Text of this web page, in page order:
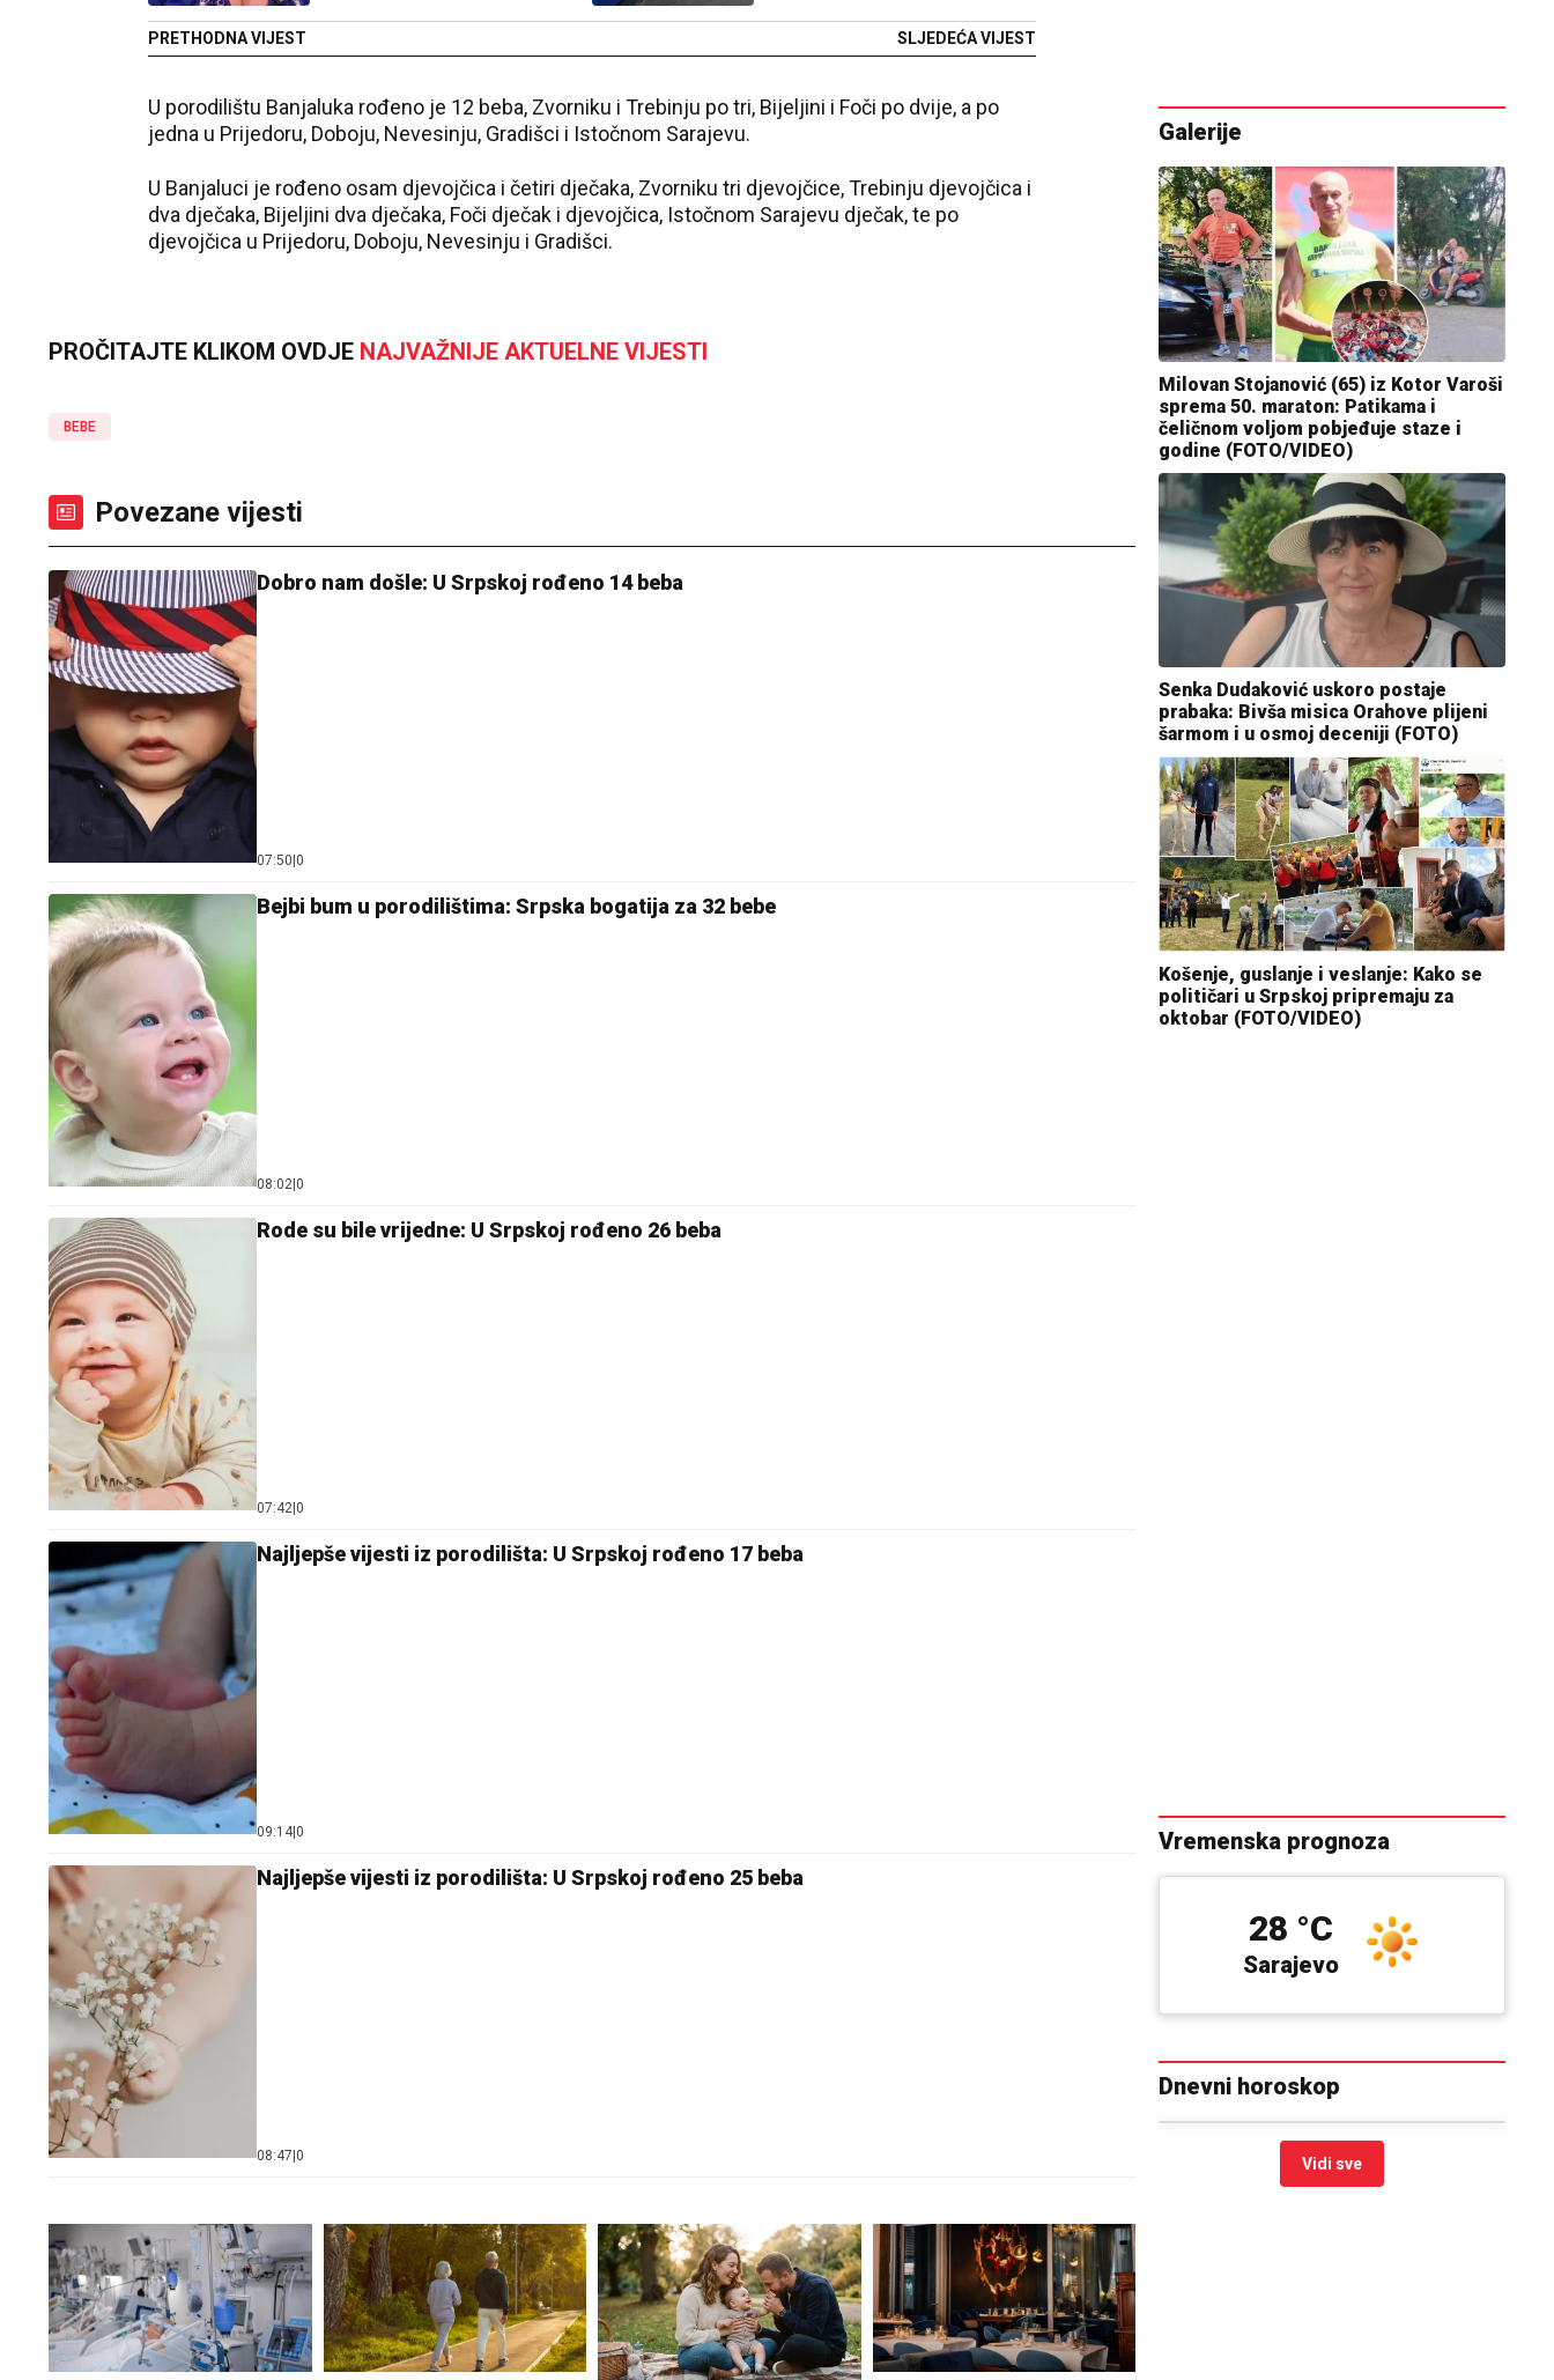
PRETHODNA VIJEST SLJEDEĆA VIJEST
U porodilištu Banjaluka rođeno je 12 beba, Zvorniku i Trebinju po tri, Bijeljini i Foči po dvije, a po
jedna u Prijedoru, Doboju, Nevesinju, Gradišci i Istočnom Sarajevu.
U Banjaluci je rođeno osam d‌jevojčica i četiri d‌ječaka, Zvorniku tri d‌jevojčice, Trebinju d‌jevojčica i
dva d‌ječaka, Bijeljini dva d‌ječaka, Foči d‌ječak i d‌jevojčica, Istočnom Sarajevu d‌ječak, te po
d‌jevojčica u Prijedoru, Doboju, Nevesinju i Gradišci.
PROČITAJTE KLIKOM OVDJE NAJVAŽNIJE AKTUELNE VIJESTI
BEBE
Povezane vijesti
Dobro nam došle: U Srpskoj rođeno 14 beba
07:50 0
Bejbi bum u porodilištima: Srpska bogatija za 32 bebe
08:02 0
Rode su bile vrijedne: U Srpskoj rođeno 26 beba
07:42 0
Najljepše vijesti iz porodilišta: U Srpskoj rođeno 17 beba
09:14 0
Najljepše vijesti iz porodilišta: U Srpskoj rođeno 25 beba
08:47 0
Galerije
Milovan Stojanović (65) iz Kotor Varoši
sprema 50. maraton: Patikama i
čeličnom voljom pobjeđuje staze i
godine (FOTO/VIDEO)
Senka Dudaković uskoro postaje
prabaka: Bivša misica Orahove plijeni
šarmom i u osmoj deceniji (FOTO)
Košenje, guslanje i veslanje: Kako se
političari u Srpskoj pripremaju za
oktobar (FOTO/VIDEO)
Vremenska prognoza
Sarajevo
28 °C
Dnevni horoskop
Vidi sve